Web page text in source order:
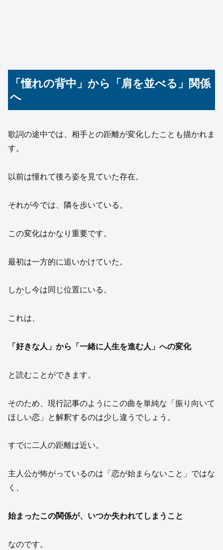
「憧れの背中」から「肩を並べる」関係
へ
歌詞の途中では、相手との距離が変化したことも描かれま
す。
以前は憧れて後ろ姿を見ていた存在。
それが今では、隣を歩いている。
この変化はかなり重要です。
最初は一方的に追いかけていた。
しかし今は同じ位置にいる。
これは、
「好きな人」から「一緒に人生を進む人」への変化
と読むことができます。
そのため、現行記事のようにこの曲を単純な「振り向いて
ほしい恋」と解釈するのは少し違うでしょう。
すでに二人の距離は近い。
主人公が怖がっているのは「恋が始まらないこと」ではな
く、
始まったこの関係が、いつか失われてしまうこと
なのです。